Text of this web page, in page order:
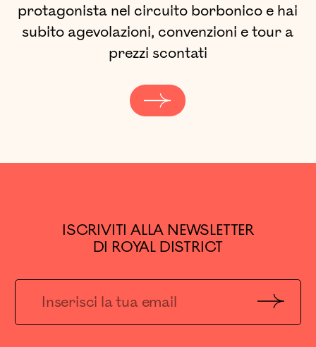
protagonista nel circuito borbonico e hai
subito agevolazioni, convenzioni e tour a
prezzi scontati
ISCRIVITI ALLA NEWSLETTER
DI ROYAL DISTRICT
Invia